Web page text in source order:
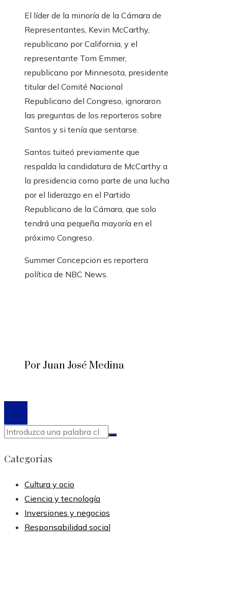
El líder de la minoría de la Cámara de
Representantes, Kevin McCarthy,
republicano por California, y el
representante Tom Emmer,
republicano por Minnesota, presidente
titular del Comité Nacional
Republicano del Congreso, ignoraron
las preguntas de los reporteros sobre
Santos y si tenía que sentarse.
Santos tuiteó previamente que
respalda la candidatura de McCarthy a
la presidencia como parte de una lucha
por el liderazgo en el Partido
Republicano de la Cámara, que solo
tendrá una pequeña mayoría en el
próximo Congreso.
Summer Concepcion es reportera
política de NBC News.
Por Juan José Medina
Categorias
Cultura y ocio
Ciencia y tecnología
Inversiones y negocios
Responsabilidad social